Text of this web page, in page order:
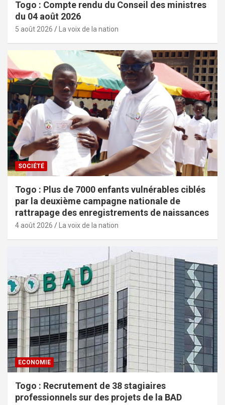
Togo : Compte rendu du Conseil des ministres
du 04 août 2026
5 août 2026 La voix de la nation
SOCIÉTÉ
Togo : Plus de 7000 enfants vulnérables ciblés
par la deuxième campagne nationale de
rattrapage des enregistrements de naissances
4 août 2026 La voix de la nation
ECONOMIE
Togo : Recrutement de 38 stagiaires
professionnels sur des projets de la BAD